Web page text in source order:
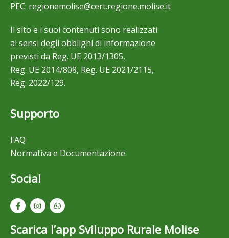
PEC: regionemolise@cert.regione.molise.it
Il sito e i suoi contenuti sono realizzati
ai sensi degli obblighi di informazione
previsti da Reg. UE 2013/1305,
Reg. UE 2014/808, Reg. UE 2021/2115,
Reg. 2022/129.
Supporto
FAQ
Normativa e Documentazione
Social
Scarica l’app Sviluppo Rurale Molise